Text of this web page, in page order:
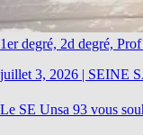
1er degré, 2d degré,
juillet 3, 2026 | SEINE
Le SE Unsa 93 vous